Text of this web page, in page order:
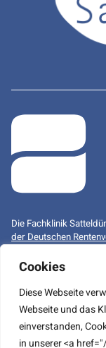
Cookies
Diese Webseite
Webseite und das
einverstanden,
in unserer <a
Die Fachklinik
der Deutschen
Sylt Aukrug
Facebook
Datenschutz
Diese Webseite